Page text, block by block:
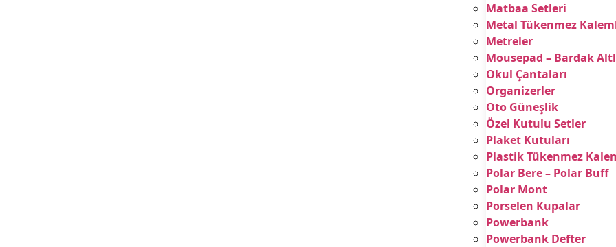
Matbaa Setleri
Metal Tükenmez
Metreler
Mousepad – Bardak
Okul Çantaları
Organizerler
Oto Güneşlik
Özel Kutulu Setler
Plaket Kutuları
Plastik Tükenmez
Polar Bere – Polar Buff
Polar Mont
Porselen Kupalar
Powerbank
Powerbank Defter